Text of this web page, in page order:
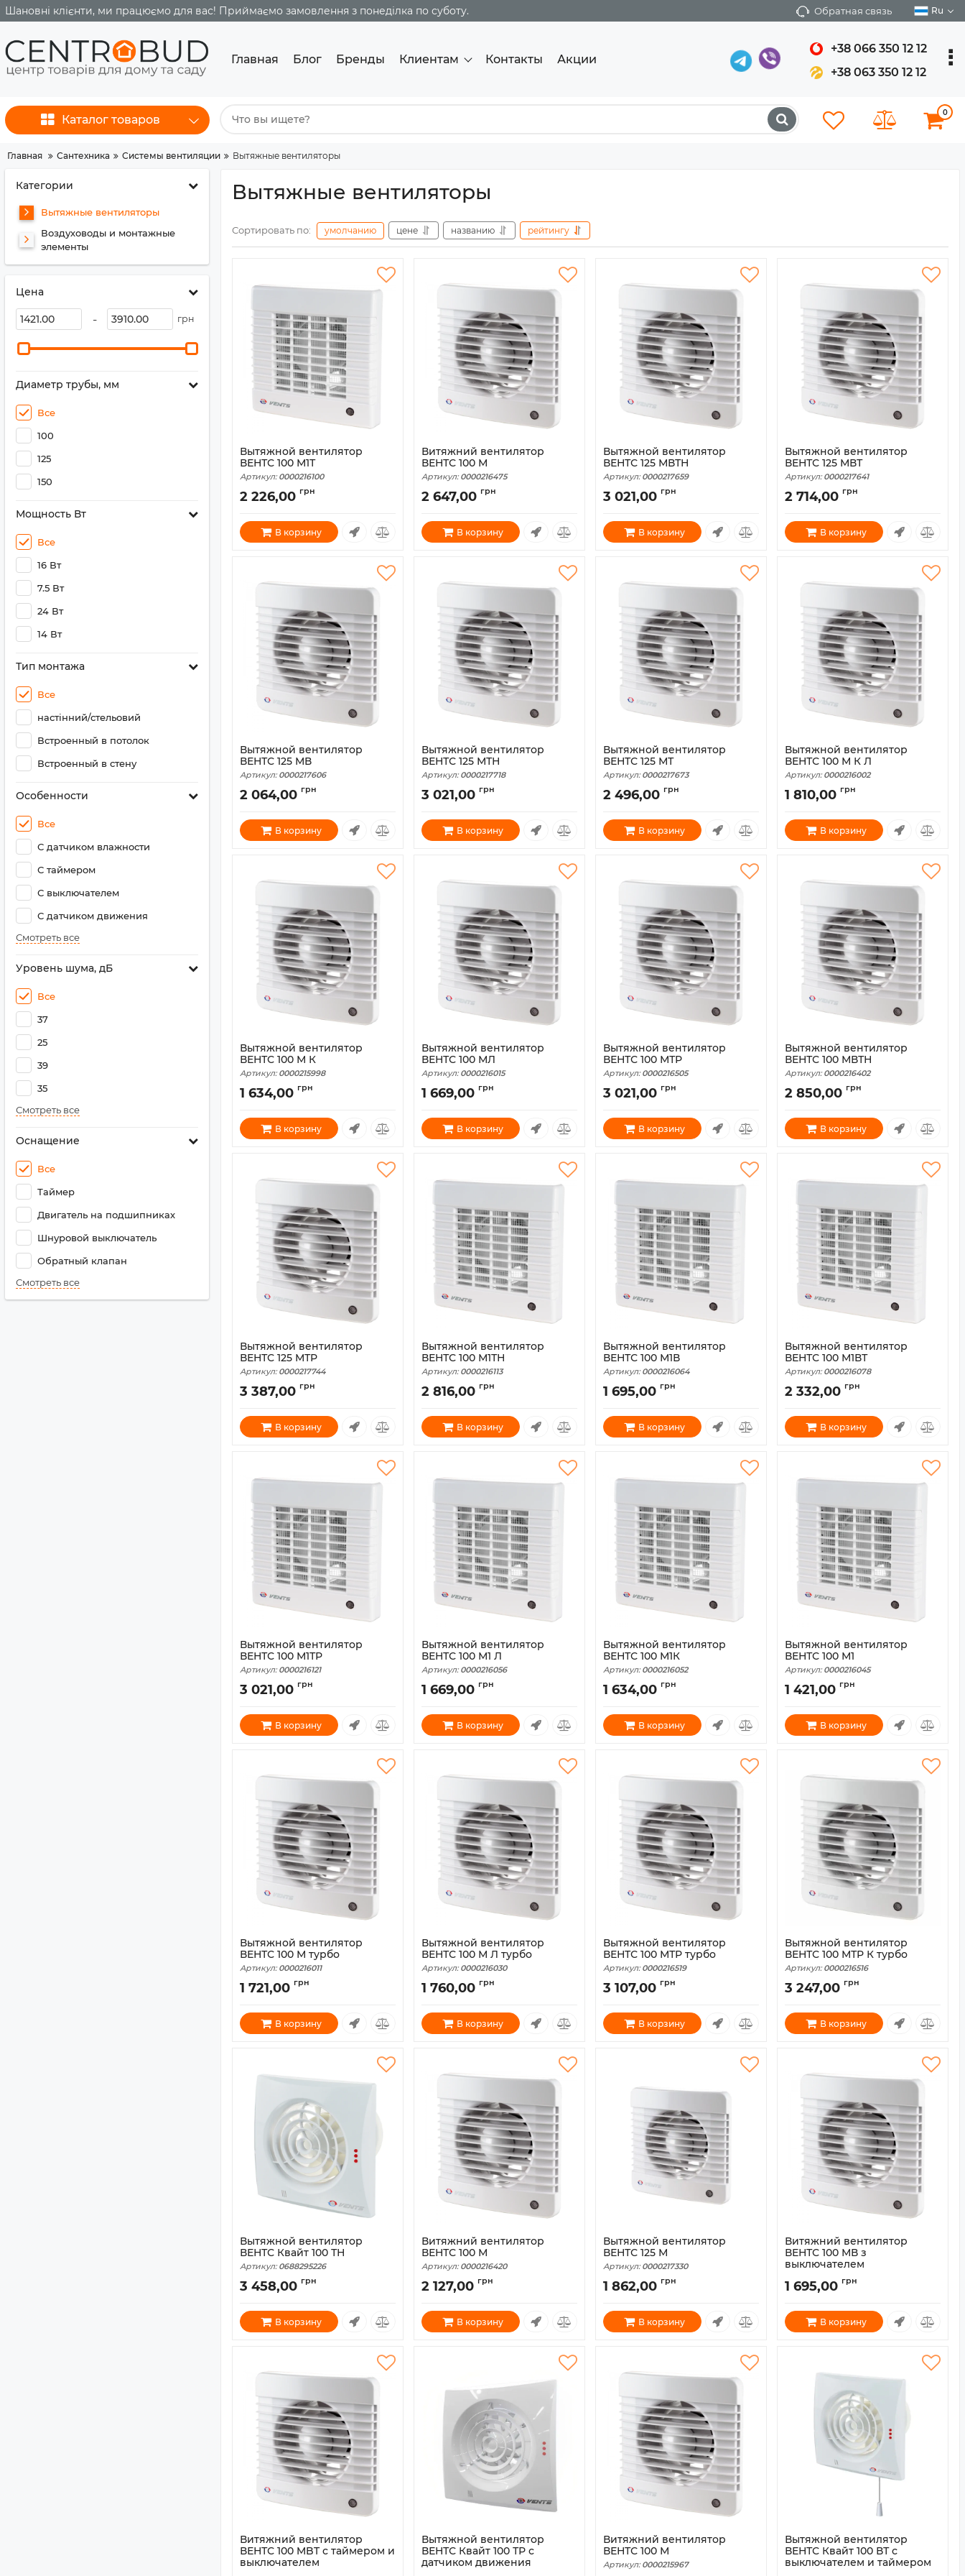
Шановні клієнти, ми працюємо для вас! Приймаємо замовлення з понеділка по суботу. Обратная связь Ru
Главная Блог Бренды Клиентам Контакты Акции
+38 066 350 12 12
+38 063 350 12 12
Каталог товаров
0
Главная Сантехника Системы вентиляции Вытяжные вентиляторы
Категории
Вытяжные вентиляторы
Воздуховоды и монтажные
элементы
Цена
- грн
Диаметр трубы, мм
Все
100
125
150
Мощность Вт
Все
16 Вт
7.5 Вт
24 Вт
14 Вт
Тип монтажа
Все
настінний/стельовий
Встроенный в потолок
Встроенный в стену
Особенности
Все
С датчиком влажности
С таймером
С выключателем
С датчиком движения
Смотреть все
Уровень шума, дБ
Все
37
25
39
35
Смотреть все
Оснащение
Все
Таймер
Двигатель на подшипниках
Шнуровой выключатель
Обратный клапан
Смотреть все
Вытяжные вентиляторы
Сортировать по: умолчанию цене названию рейтингу
Вытяжной вентилятор
ВЕНТС 100 М1Т
Артикул: 0000216100
2 226,00 грн
В корзину
Витяжний вентилятор
ВЕНТС 100 М
Артикул: 0000216475
2 647,00 грн
В корзину
Вытяжной вентилятор
ВЕНТС 125 МВТН
Артикул: 0000217659
3 021,00 грн
В корзину
Вытяжной вентилятор
ВЕНТС 125 МВТ
Артикул: 0000217641
2 714,00 грн
В корзину
Вытяжной вентилятор
ВЕНТС 125 МВ
Артикул: 0000217606
2 064,00 грн
В корзину
Вытяжной вентилятор
ВЕНТС 125 МТН
Артикул: 0000217718
3 021,00 грн
В корзину
Вытяжной вентилятор
ВЕНТС 125 МТ
Артикул: 0000217673
2 496,00 грн
В корзину
Вытяжной вентилятор
ВЕНТС 100 М К Л
Артикул: 0000216002
1 810,00 грн
В корзину
Вытяжной вентилятор
ВЕНТС 100 М К
Артикул: 0000215998
1 634,00 грн
В корзину
Вытяжной вентилятор
ВЕНТС 100 МЛ
Артикул: 0000216015
1 669,00 грн
В корзину
Вытяжной вентилятор
ВЕНТС 100 МТР
Артикул: 0000216505
3 021,00 грн
В корзину
Вытяжной вентилятор
ВЕНТС 100 МВТН
Артикул: 0000216402
2 850,00 грн
В корзину
Вытяжной вентилятор
ВЕНТС 125 МТР
Артикул: 0000217744
3 387,00 грн
В корзину
Вытяжной вентилятор
ВЕНТС 100 М1ТН
Артикул: 0000216113
2 816,00 грн
В корзину
Вытяжной вентилятор
ВЕНТС 100 М1В
Артикул: 0000216064
1 695,00 грн
В корзину
Вытяжной вентилятор
ВЕНТС 100 М1ВТ
Артикул: 0000216078
2 332,00 грн
В корзину
Вытяжной вентилятор
ВЕНТС 100 М1ТР
Артикул: 0000216121
3 021,00 грн
В корзину
Вытяжной вентилятор
ВЕНТС 100 М1 Л
Артикул: 0000216056
1 669,00 грн
В корзину
Вытяжной вентилятор
ВЕНТС 100 М1К
Артикул: 0000216052
1 634,00 грн
В корзину
Вытяжной вентилятор
ВЕНТС 100 М1
Артикул: 0000216045
1 421,00 грн
В корзину
Вытяжной вентилятор
ВЕНТС 100 М турбо
Артикул: 0000216011
1 721,00 грн
В корзину
Вытяжной вентилятор
ВЕНТС 100 М Л турбо
Артикул: 0000216030
1 760,00 грн
В корзину
Вытяжной вентилятор
ВЕНТС 100 МТР турбо
Артикул: 0000216519
3 107,00 грн
В корзину
Вытяжной вентилятор
ВЕНТС 100 МТР К турбо
Артикул: 0000216516
3 247,00 грн
В корзину
Вытяжной вентилятор
ВЕНТС Квайт 100 ТН
Артикул: 0688295226
3 458,00 грн
В корзину
Витяжний вентилятор
ВЕНТС 100 М
Артикул: 0000216420
2 127,00 грн
В корзину
Вытяжной вентилятор
ВЕНТС 125 М
Артикул: 0000217330
1 862,00 грн
В корзину
Витяжний вентилятор
ВЕНТС 100 МВ з
выключателем
0000216343
1 695,00 грн
В корзину
Витяжний вентилятор
ВЕНТС 100 MBT с таймером и
выключателем
Вытяжной вентилятор
ВЕНТС Квайт 100 ТР с
датчиком движения
Витяжний вентилятор
ВЕНТС 100 М
Артикул: 0000215967
Вытяжной вентилятор
ВЕНТС Квайт 100 ВТ с
выключателем и таймером